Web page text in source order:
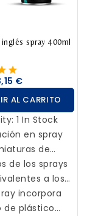
spray 400ml
€
AL CARRITO
1 In Stock
en spray
de
y resina,
de
para su uso
de los sprays
a los
en las
incorpora
de plástico